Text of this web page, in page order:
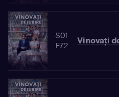
S01
E72
Vinovaţi